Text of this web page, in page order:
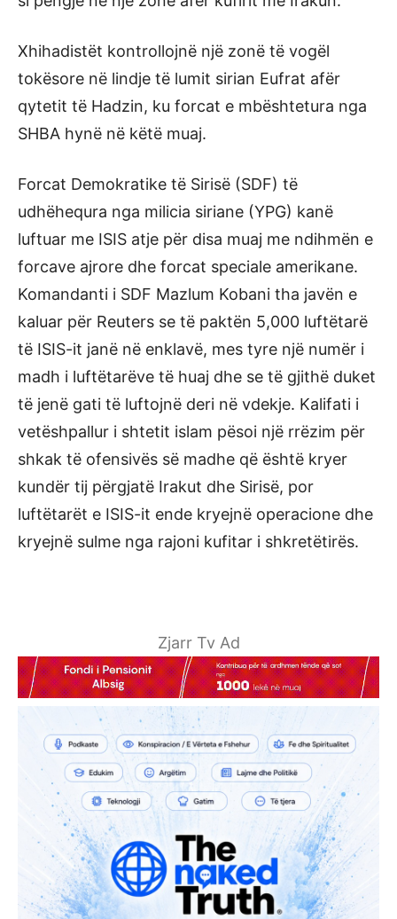
Xhihadistët kontrollojnë një zonë të vogël
tokësore në lindje të lumit sirian Eufrat afër
qytetit të Hadzin, ku forcat e mbështetura nga
SHBA hynë në këtë muaj.
Forcat Demokratike të Sirisë (SDF) të
udhëhequra nga milicia siriane (YPG) kanë
luftuar me ISIS atje për disa muaj me ndihmën e
forcave ajrore dhe forcat speciale amerikane.
Komandanti i SDF Mazlum Kobani tha javën e
kaluar për Reuters se të paktën 5,000 luftëtarë
të ISIS-it janë në enklavë, mes tyre një numër i
madh i luftëtarëve të huaj dhe se të gjithë duket
të jenë gati të luftojnë deri në vdekje. Kalifati i
vetëshpallur i shtetit islam pësoi një rrëzim për
shkak të ofensivës së madhe që është kryer
kundër tij përgjatë Irakut dhe Sirisë, por
luftëtarët e ISIS-it ende kryejnë operacione dhe
kryejnë sulme nga rajoni kufitar i shkretëtirës.
Zjarr Tv Ad